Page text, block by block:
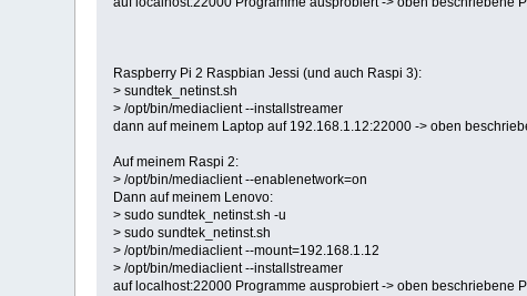
Raspberry Pi 2 Raspbian Jessi (und auch Raspi 3):
> sundtek_netinst.sh
> /opt/bin/mediaclient --installstreamer
dann auf meinem Laptop auf 192.168.1.12:22000 -> oben
Auf meinem Raspi 2:
> /opt/bin/mediaclient --enablenetwork=on
Dann auf meinem Lenovo:
> sudo sundtek_netinst.sh -u
> sudo sundtek_netinst.sh
> /opt/bin/mediaclient --mount=192.168.1.12
> /opt/bin/mediaclient --installstreamer
auf localhost:22000 Programme ausprobiert -> oben beschriebene